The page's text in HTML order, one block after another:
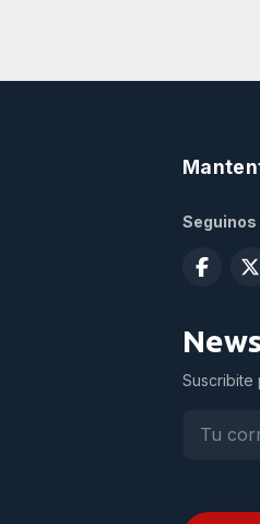
Suscribite